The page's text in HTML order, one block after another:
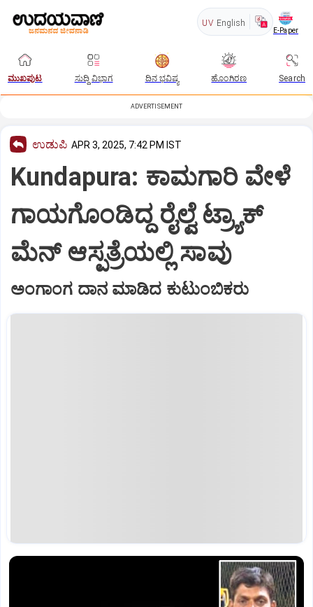
UV English
E-Paper
ಮುಖಪುಟ ಸುದ್ದಿ ವಿಭಾಗ ದಿನ ಭವಿಷ್ಯ ಹೊಂಗಿರಣ Search
ADVERTISEMENT
ಉಡುಪಿ APR 3, 2025, 7:42 PM IST
Kundapura: ಕಾಮಗಾರಿ ವೇಳೆ
ಗಾಯಗೊಂಡಿದ್ದ ರೈಲ್ವೆ ಟ್ರ್ಯಾಕ್‌
ಮೆನ್ ಆಸ್ಪತ್ರೆಯಲ್ಲಿ ಸಾವು
ಅಂಗಾಂಗ ದಾನ ಮಾಡಿದ ಕುಟುಂಬಿಕರು